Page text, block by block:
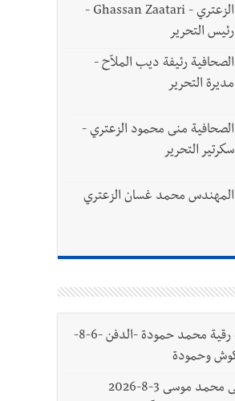
الزعتري - Ghassan Zaatari -
رئيس التحرير
الصحافية رئيفة ديب الملاّح -
مديرة التحرير
الصحافية منى محمود الزعتري -
سكرتير التحرير
المهندس محمد غسان الزعتري
وفاة الحاجة رقية محمد حمودة -الدفن -6-8-
وفاة مصطفى محمد موسى 3-8-2026